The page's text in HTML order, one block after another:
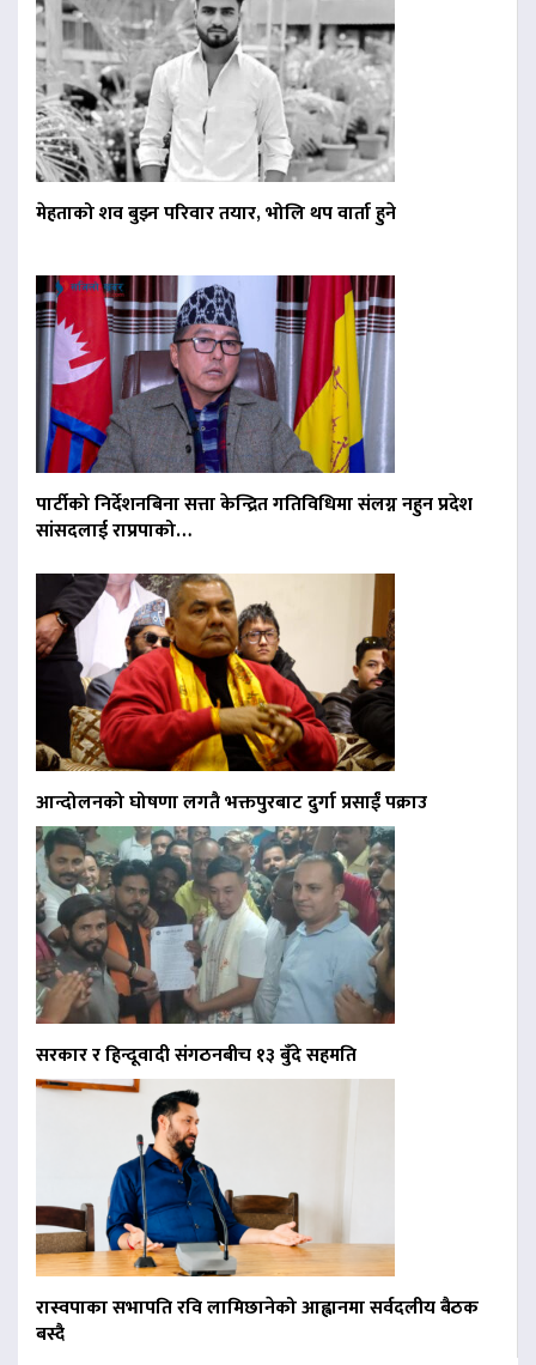
मेहताको शव बुझ्न परिवार तयार, भोलि थप वार्ता हुने
पार्टीको निर्देशनबिना सत्ता केन्द्रित गतिविधिमा संलग्न नहुन प्रदेश
सांसदलाई राप्रपाको…
आन्दोलनको घोषणा लगतै भक्तपुरबाट दुर्गा प्रसाईं पक्राउ
सरकार र हिन्दूवादी संगठनबीच १३ बुँदे सहमति
रास्वपाका सभापति रवि लामिछानेको आह्वानमा सर्वदलीय बैठक
बस्दै